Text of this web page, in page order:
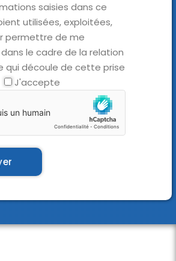
saisies dans ce
utilisées, exploitées,
permettre de me
le cadre de la relation
qui découle de cette prise
J'accepte